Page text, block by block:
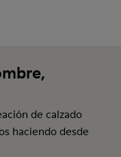
de calzado
haciendo desde